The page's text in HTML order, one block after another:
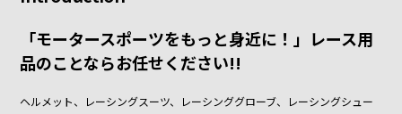
「モータースポーツをもっと身近に！」レース用
品のことならお任せください!!
ヘルメット、レーシングスーツ、レーシンググローブ、レーシングシュー